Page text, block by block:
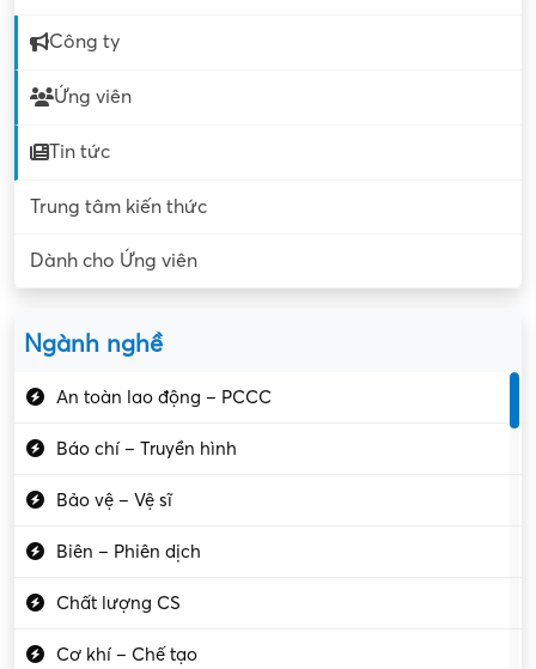
Công ty
Ứng viên
Tin tức
Trung tâm kiến thức
Dành cho Ứng viên
Ngành nghề
An toàn lao động – PCCC
Báo chí – Truyền hình
Bảo vệ – Vệ sĩ
Biên – Phiên dịch
Chất lượng CS
Cơ khí – Chế tạo